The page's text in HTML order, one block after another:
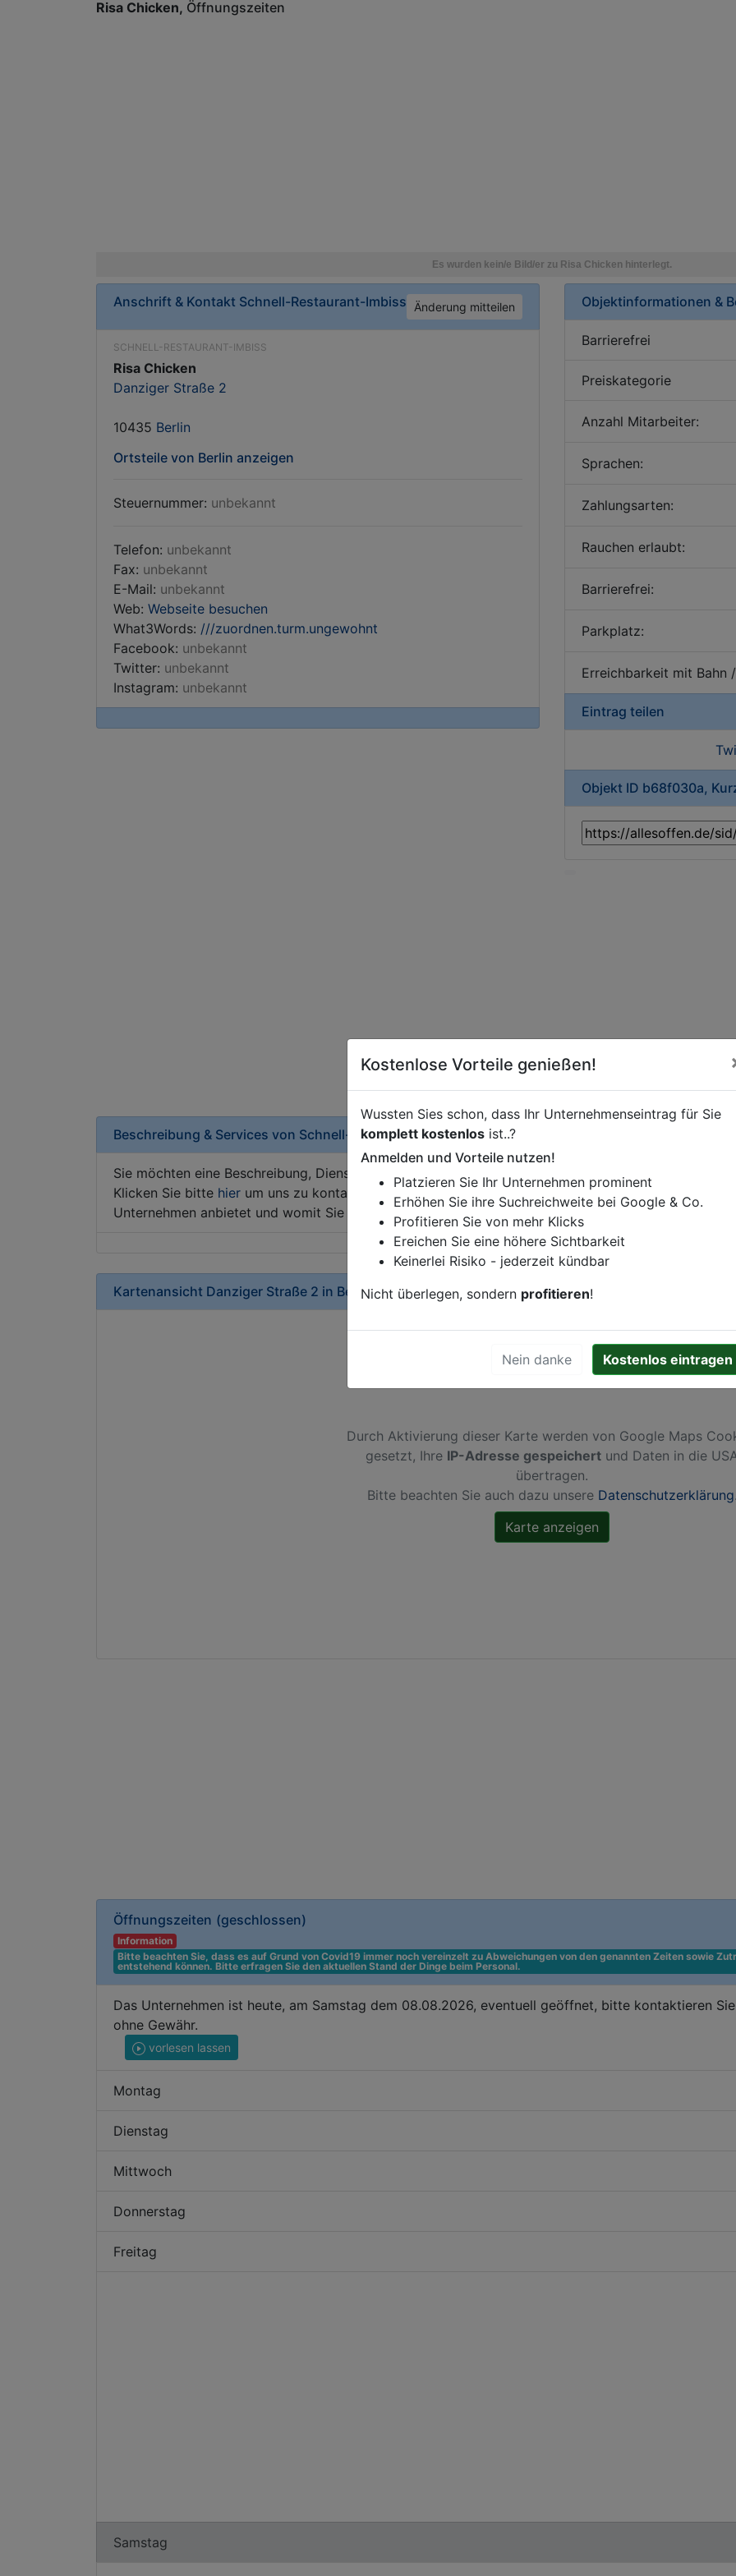
Risa Chicken Öffnungszeiten
Anschrift & Kontakt Schnell-Restaurant-Imbiss Änderung mitteilen
SCHNELL-RESTAURANT-IMBISS
Risa Chicken
Danziger Straße 2
10435 Berlin
Ortsteile von Berlin anzeigen
Steuernummer: unbekannt
Telefon: unbekannt
Fax: unbekannt
E-Mail: unbekannt
Web: Webseite besuchen
What3Words: ///zuordnen.turm.ungewohnt
Facebook: unbekannt
Twitter: unbekannt
Instagram: unbekannt
Öffnungszeiten (geschlossen)
Information
Bitte beachten Sie, dass es auf Grund von Covid19 immer noch vereinzelt zu Abweichungen von den genannten Zeiten sowie
entstehend können. Bitte erfragen Sie den aktuellen Stand der Dinge beim Personal.
Das Unternehmen ist heute, am Samstag dem 08.08.2026, eventuell geöffnet, bitte kontaktieren
ohne Gewähr.
vorlesen lassen
Montag
Dienstag
Mittwoch
Donnerstag
Freitag
Samstag
Objektinformationen &
Barrierefrei
Preiskategorie
Anzahl Mitarbeiter:
Sprachen:
Zahlungsarten:
Rauchen erlaubt:
Barrierefrei:
Parkplatz:
Erreichbarkeit mit Bahn
Eintrag teilen
Objekt ID b68f030a,
Beschreibung & Services von Schnell-Restaurant-Imbiss
Sie möchten eine Beschreibung, Dienstleistung oder andere relevante Informationen hinzufügen?
Klicken Sie bitte hier um uns zu kontaktieren. Gerne erweitern wir Ihren Firmeneintrag um
Unternehmen anbietet und womit Sie sich von Ihren Wettbewerbern abheben.
Kartenansicht Danziger Straße 2 in Berlin
Durch Aktivierung dieser Karte werden von Google Maps
gesetzt, Ihre IP-Adresse gespeichert und Daten in die
übertragen.
Bitte beachten Sie auch dazu unsere Datenschutzerklärung
Kostenlose Vorteile genießen!
Wussten Sies schon, dass Ihr Unternehmenseintrag für Sie
komplett kostenlos ist..?
Anmelden und Vorteile nutzen!
Platzieren Sie Ihr Unternehmen prominent
Erhöhen Sie ihre Suchreichweite bei Google & Co.
Profitieren Sie von mehr Klicks
Ereichen Sie eine höhere Sichtbarkeit
Keinerlei Risiko - jederzeit kündbar
Nicht überlegen, sondern profitieren!
Nein danke Kostenlos eintragen